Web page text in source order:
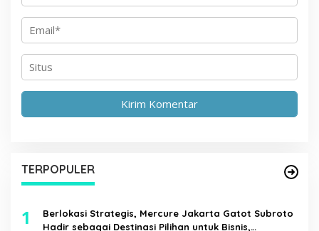
TERPOPULER
1
Berlokasi Strategis, Mercure Jakarta Gatot Subroto
Hadir sebagai Destinasi Pilihan untuk Bisnis,